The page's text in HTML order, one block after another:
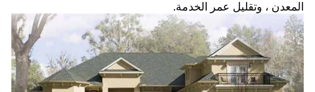
المعدن ، وتقليل عمر الخدمة.